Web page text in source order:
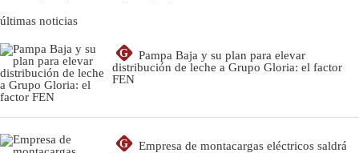
últimas noticias
G
Pampa Baja y su plan para elevar
distribución de leche a Grupo Gloria: el factor
FEN
G
Empresa de montacargas eléctricos saldrá